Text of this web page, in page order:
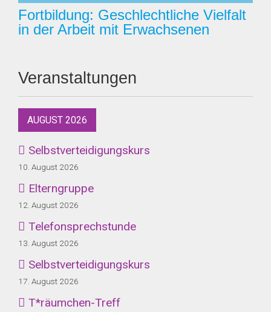
Fortbildung: Geschlechtliche Vielfalt
in der Arbeit mit Erwachsenen
Veranstaltungen
AUGUST 2026
Selbstverteidigungskurs
10. August 2026
Elterngruppe
12. August 2026
Telefonsprechstunde
13. August 2026
Selbstverteidigungskurs
17. August 2026
T*räumchen-Treff